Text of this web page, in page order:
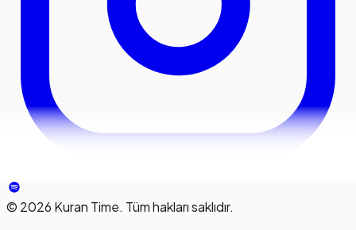
© 2026 Kuran Time. Tüm hakları saklıdır.